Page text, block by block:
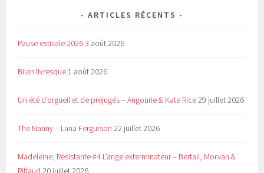
ARTICLES RÉCENTS
Pause estivale 20263 août 2026
Bilan livresque 1 août 2026
Un été d’orgueil et de préjugés – Angourie & Kate Rice29 juillet 2026
The Nanny – Lana Fergurson 22 juillet 2026
Madeleine, Résistante #4 L’ange exterminateur – Bertail, Morvan &
Riffaud 20 juillet 2026